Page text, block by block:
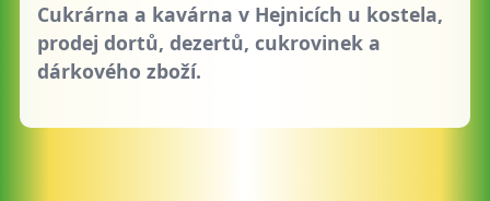
Cukrárna a kavárna v Hejnicích u kostela,
prodej dortů, dezertů, cukrovinek a
dárkového zboží.